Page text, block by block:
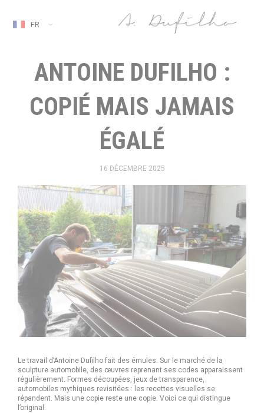
FR
ANTOINE DUFILHO :
COPIÉ MAIS JAMAIS
ÉGALÉ
16 DÉCEMBRE 2025
Le travail d’Antoine Dufilho fait des émules. Sur le marché de la
sculpture automobile, des œuvres reprenant ses codes apparaissent
régulièrement. Formes découpées, jeux de transparence,
automobiles mythiques revisitées : les recettes visuelles se
répandent. Mais une copie reste une copie. Voici ce qui distingue
l’original.